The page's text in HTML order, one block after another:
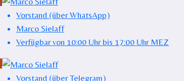
Vorstand (über WhatsApp)
Marco Sielaff
Verfügbar von 10:00 Uhr bis 17:00 Uhr MEZ
Vorstand (über Telegram)